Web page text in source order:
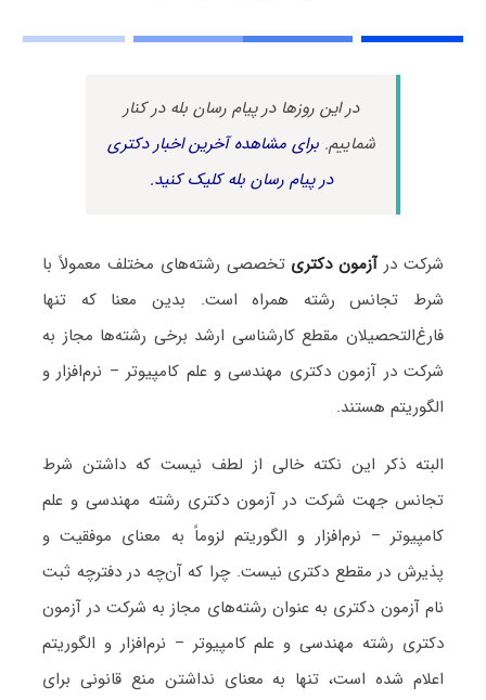
در این روزها در پیام رسان بله در کنار
شماییم.برای مشاهده آخرین اخبار دکتری
در پیام رسان بله کلیک کنید.
شرکت درآزمون دکتری تخصصی رشته‌های مختلف معمولاً با
شرط تجانس رشته همراه است. بدین معنا که تنها
فارغ‌التحصیلان مقطع کارشناسی ارشد برخی رشته‌ها مجاز به
شرکت در آزمون دکتری مهندسی و علم کامپیوتر – نرم‌افزار و
الگوریتم هستند.
البته ذکر این نکته خالی از لطف نیست که داشتن شرط
تجانس جهت شرکت در آزمون دکتری رشته مهندسی و علم
کامپیوتر – نرم‌افزار و الگوریتم لزوماً به معنای موفقیت و
پذیرش در مقطع دکتری نیست. چرا که آن‌چه در دفترچه ثبت
نام آزمون دکتری به عنوان رشته‌های مجاز به شرکت در آزمون
دکتری رشته مهندسی و علم کامپیوتر – نرم‌افزار و الگوریتم
اعلام شده است، تنها به معنای نداشتن منع قانونی برای